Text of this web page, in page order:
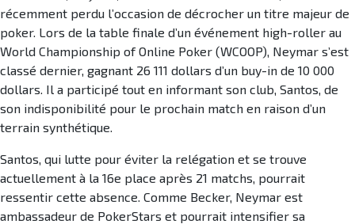
récemment perdu l’occasion de décrocher un titre majeur de
poker. Lors de la table finale d’un événement high-roller au
World Championship of Online Poker (WCOOP), Neymar s’est
classé dernier, gagnant 26 111 dollars d’un buy-in de 10 000
dollars. Il a participé tout en informant son club, Santos, de
son indisponibilité pour le prochain match en raison d’un
terrain synthétique.
Santos, qui lutte pour éviter la relégation et se trouve
actuellement à la 16e place après 21 matchs, pourrait
ressentir cette absence. Comme Becker, Neymar est
ambassadeur de PokerStars et pourrait intensifier sa